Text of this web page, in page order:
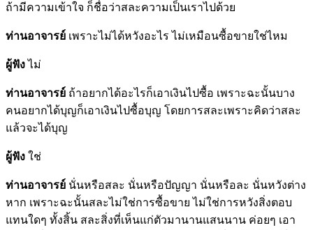
ถ้ามีความเข้าใจ ก็ชื่อว่าสละความเป็นเราไปด้วย
ท่านอาจารย์ เพราะไม่ได้หวังอะไร ไม่เหมือนซื้อขายใช่ไหม
ผู้ฟังไม่
ท่านอาจารย์ ถ้าอยากได้อะไรก็เอาเงินไปซื้อ เพราะฉะนั้นบาง
คนอยากได้บุญก็เอาเงินไปซื้อบุญ โดยการสละเพราะคิดว่าสละ
แล้วจะได้บุญ
ผู้ฟัง ใช่
ท่านอาจารย์ นั่นหรือสละ นั่นหรือปัญญา นั่นหรือละ นั่นหวังต่าง
หาก เพราะฉะนั้นสละไม่ใช่การซื้อขาย ไม่ใช่การหวังสิ่งตอบ
แทนใดๆ ทั้งสิ้น สละสิ่งที่เห็นแก่ตัวมานานแสนนาน ค่อยๆ เอา